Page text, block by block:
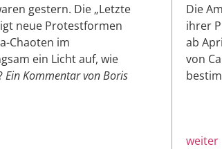
gestern. Die „Letzte
neue Protestformen
Chaoten im
ein Licht auf, wie
Ein Kommentar von Boris
Die
ihrer
ab
von
weiter